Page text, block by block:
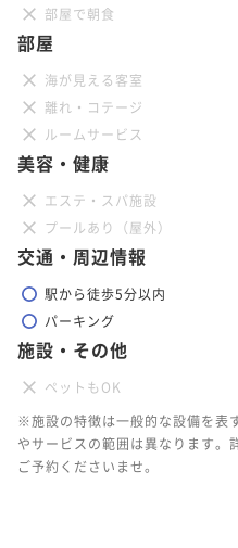
部屋で朝食
部屋
海が見える客室
離れ・コテージ
ルームサービス
美容・健康
エステ・スパ施設
プールあり（屋外）
交通・周辺情報
駅から徒歩5分以内
パーキング
施設・その他
ペットもOK
※施設の特徴は一般的な設備を表
やサービスの範囲は異なります。
ご予約くださいませ。